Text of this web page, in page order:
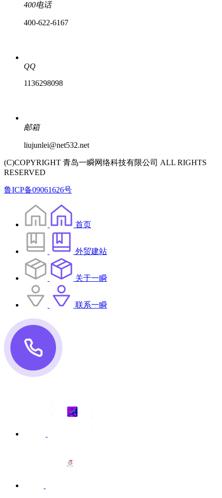
400电话
400-622-6167
QQ
1136298098
邮箱
liujunlei@net532.net
(C)COPYRIGHT 青岛一瞬网络科技有限公司 ALL RIGHTS
RESERVED
鲁ICP备09061626号
首页
外贸建站
关于一瞬
联系一瞬